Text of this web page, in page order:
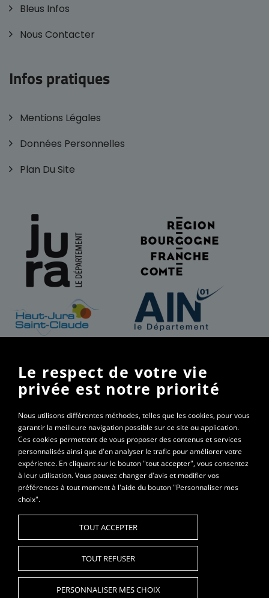
Bleus Infos
Nous Contacter
Infos pratiques
Mentions Légales
Données Personnelles
Plan Du Site
Franche-Comté. L’aide octroyée par la Région Bourgogne
Franche-Comté d’un montant de 9 600 € en 2024 a
de l'eau, d’améliorer la qualité organoleptique du Bleu de
Gex, et de renouveler l’adhésion de la filière à la Marque
Valeurs Parc.
Syndicat interprofessionnel de défense du Bleu de
Gex | 03 84 37 37 57
© 2022 Syndicat du Bleu de Gex - Tous droits réservés
Le respect de votre vie
privée est notre priorité
Nous utilisons différentes méthodes, telles que les cookies, pour vous
garantir la meilleure navigation possible sur ce site ou application.
Ces cookies permettent de vous proposer des contenus et services
personnalisés ainsi que d'en analyser le trafic pour améliorer votre
expérience. En cliquant sur le bouton "tout accepter", vous consentez
à leur utilisation. Vous pouvez changer d'avis et modifier vos
préférences à tout moment à l'aide du bouton "Personnaliser mes
choix".
TOUT ACCEPTER
TOUT REFUSER
PERSONNALISER MES CHOIX